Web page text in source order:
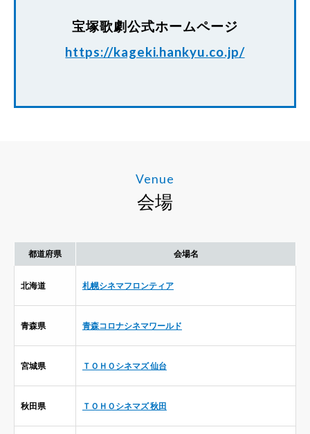
宝塚歌劇公式ホームページ
https://kageki.hankyu.co.jp/
Venue
会場
都道府県 会場名
北海道 札幌シネマフロンティア
青森県 青森コロナシネマワールド
宮城県 ＴＯＨＯシネマズ 仙台
秋田県 ＴＯＨＯシネマズ 秋田